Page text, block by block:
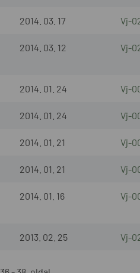
2014. 03. 17 Vj-
2014. 03. 12 Vj-
2014. 01. 24 Vj-
2014. 01. 24 Vj-
2014. 01. 21 Vj-
2014. 01. 21 Vj-
2014. 01. 16 Vj-
2013. 02. 25 Vj-